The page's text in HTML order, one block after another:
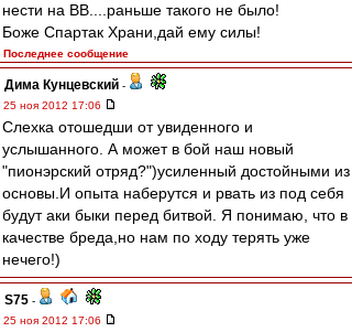
нести на ВВ....раньше такого не было!
Боже Спартак Храни,дай ему силы!
Последнее сообщение
Дима Кунцевский -
25 ноя 2012 17:06
Слехка отошедши от увиденного и
услышанного. А может в бой наш новый
"пионэрский отряд?")усиленный достойными из
основы.И опыта наберутся и рвать из под себя
будут аки быки перед битвой. Я понимаю, что в
качестве бреда,но нам по ходу терять уже
нечего!)
S75 -
25 ноя 2012 17:06